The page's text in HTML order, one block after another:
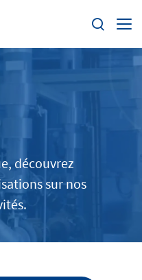
découvrez
sur nos